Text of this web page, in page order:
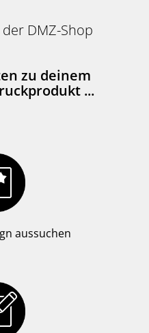
DMZ-Shop
zu deinem
...
aussuchen